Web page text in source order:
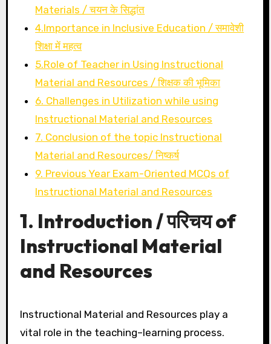
Materials / चयन के सिद्धांत
4.Importance in Inclusive Education / समावेशी
शिक्षा में महत्व
5.Role of Teacher in Using Instructional
Material and Resources / शिक्षक की भूमिका
6. Challenges in Utilization while using
Instructional Material and Resources
7. Conclusion of the topic Instructional
Material and Resources/ निष्कर्ष
9. Previous Year Exam-Oriented MCQs of
Instructional Material and Resources
1. Introduction / परिचय of
Instructional Material
and Resources
Instructional Material and Resources play a
vital role in the teaching–learning process.